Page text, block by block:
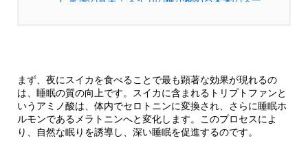
まず、夜にスイカを食べることで最も顕著な効果が現れるの
は、睡眠の質の向上です。スイカに含まれるトリプトファンと
いうアミノ酸は、体内でセロトニンに変換され、さらに睡眠ホ
ルモンであるメラトニンへと変化します。このプロセスによ
り、自然な眠りを誘導し、深い睡眠を促進するのです。